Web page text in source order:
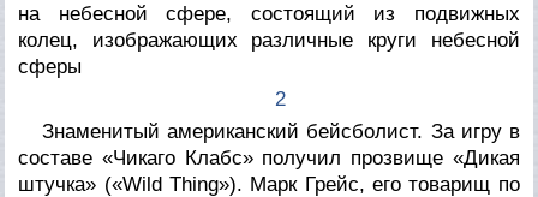
на небесной сфере, состоящий из подвижных
колец, изображающих различные круги небесной
сферы
2
Знаменитый американский бейсболист. За игру в
составе «Чикаго Клабс» получил прозвище «Дикая
штучка» («Wild Thing»). Марк Грейс, его товарищ по